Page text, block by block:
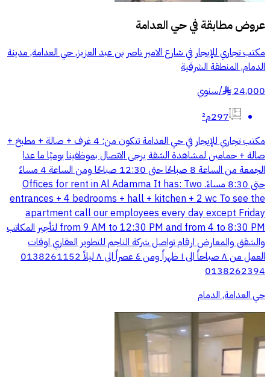
عروض مطابقة فيحي العدامة
مكتب تجاري للإيجار في شارع الامير ناصر بن عبد العزيز, حي العدامة, مدينة
الدمام, المنطقة الشرقية
24,000
§
/سنوي
297م²
مكتب تجاري للإيجار في حي العدامة تتكون من: 4 غرف + صالة + مطبخ +
صالة + حمامين لمشاهدة الشقة يرجى الاتصال بموظفينا يوميًا ما عدا
الجمعة من الساعة 8 صباحًا حتى 12:30 صباحًا ومن الساعة 4 مساءً
حتى 8:30 مساءً. Offices for rent in Al Adamma It has: Two
entrances + 4 bedrooms + hall + kitchen + 2 wc To see the
apartment call our employees every day except Friday
from 9 AM to 12:30 PM and from 4 to 8:30 PM لتأجير المكاتب
والشقق والمعارض ارقام تواصل شركة الناجم للتطوير العقاري اوقات
العمل من ٨ صباحاً الى ١ ظهراً ومن ٤ عصراً الى ٨ ليلاً 0138261152
0138262394
حي العدامة, الدمام